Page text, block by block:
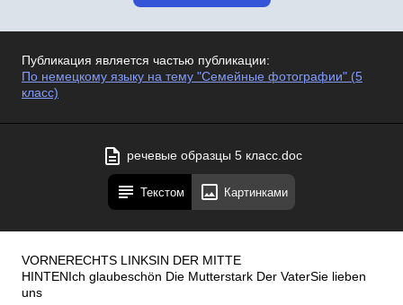
Публикация является частью публикации:
По немецкому языку на тему "Семейные фотографии" (5
класс)
речевые образцы 5 класс.doc
Текстом Картинками
VORNERECHTS LINKSIN DER MITTE
HINTENIch glaubeschön Die Mutterstark Der VaterSie lieben
uns